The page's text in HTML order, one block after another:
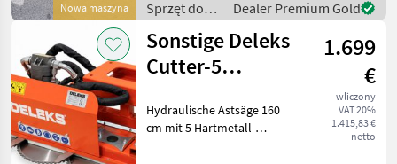
Nowa maszyna
beidseitige Aufnahme für
Sprzęt do
pielęgnacji
drzew /
Sonstige
Dealer Premium Gold
Sonstige Deleks
Cutter-5
Astsäge
1.699
€
wliczony
VAT 20%
1.415,83 €
netto
Hydraulische Astsäge 160
cm mit 5 Hartmetall-